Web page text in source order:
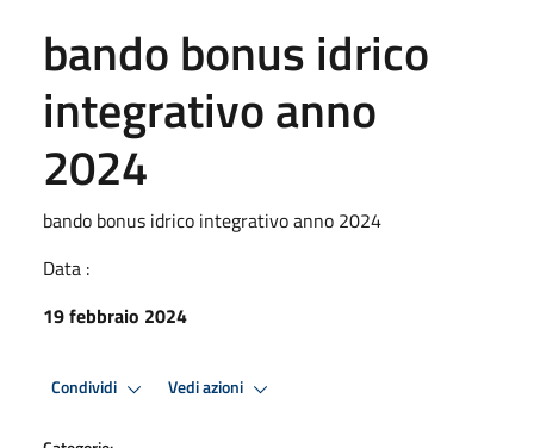
bando bonus idrico
integrativo anno
2024
bando bonus idrico integrativo anno 2024
Data :
19 febbraio 2024
Condividi Vedi azioni